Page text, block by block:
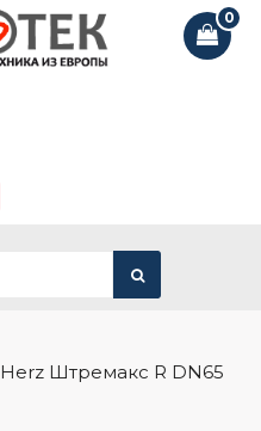
0
Штремакс R DN65